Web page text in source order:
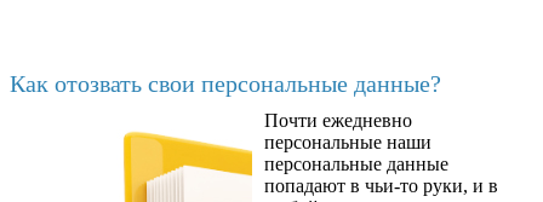
Как отозвать свои персональные данные?
Почти ежедневно
персональные наши
персональные данные
попадают в чьи-то руки, и в